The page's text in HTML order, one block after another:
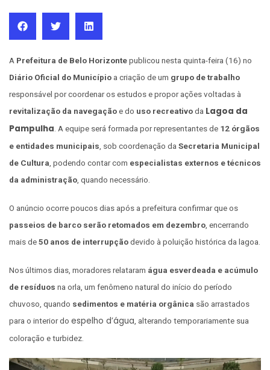
A Prefeitura de Belo Horizontepublicou nesta quinta-feira (16) no
Diário Oficial do Município a criação de um grupo de trabalho
responsável por coordenar os estudos e propor ações voltadas à
revitalização da navegaçãoe do uso recreativoda Lagoa da
Pampulha . A equipe será formada por representantes de 12 órgãos
e entidades municipais , sob coordenação da Secretaria Municipal
de Cultura , podendo contar com especialistas externos e técnicos
da administração , quando necessário.
O anúncio ocorre poucos dias após a prefeitura confirmar que os
passeios de barco serão retomados em dezembro , encerrando
mais de50 anos de interrupçãodevido à poluição histórica da lagoa.
Nos últimos dias, moradores relataram água esverdeada e acúmulo
de resíduos na orla, um fenômeno natural do início do período
chuvoso, quando sedimentos e matéria orgânica são arrastados
para o interior do espelho d’água , alterando temporariamente sua
coloração e turbidez.